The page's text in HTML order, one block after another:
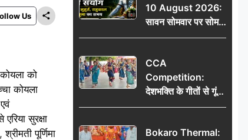
Us
को
कोयला
सुरक्षा
पूर्णिमा
10 August 2026:
सावन सोमवार पर सोम
प्रदोष व्रत का संयोग,
और पूजा का समय
CCA
Competition:
देशभक्ति के गीतों से गूंजा
डीएवी कथारा, लोक
बांधा समां
Bokaro Thermal: